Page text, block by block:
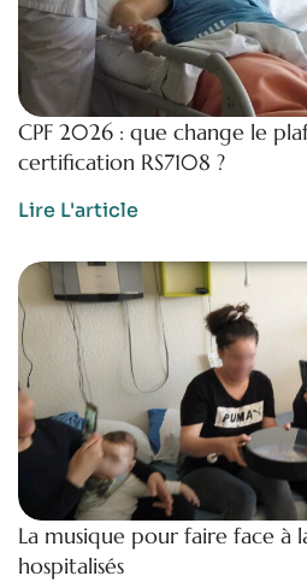
CPF 2026 : que change le
certification RS7108 ?
Lire L'article
La musique pour faire face à
hospitalisés